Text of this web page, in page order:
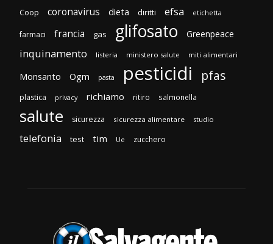
Coop coronavirus dieta diritti efsa etichetta
farmaci francia gas glifosato Greenpeace
inquinamento listeria ministero salute miti alimentari
Monsanto Ogm pasta pesticidi pfas
plastica privacy richiamo ritiro salmonella
salute sicurezza sicurezza alimentare studio
telefonia test tim Ue zucchero